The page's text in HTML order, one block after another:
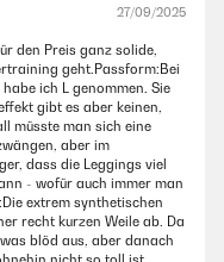
27/09/2025
den Preis ganz solide,
geht.Passform:Bei
ich L genommen. Sie
gibt es aber keinen,
müsste man sich eine
aber im
dass die Leggings viel
- wofür auch immer man
extrem synthetischen
recht kurzen Weile ab. Da
blöd aus, aber danach